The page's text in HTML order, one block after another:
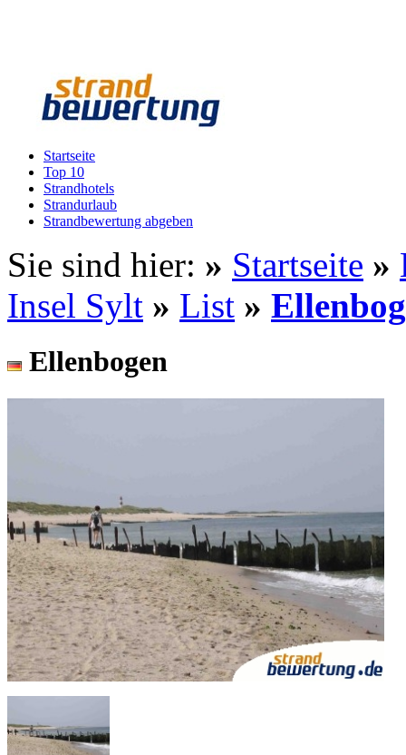
Startseite
Top 10
Strandhotels
Strandurlaub
Strandbewertung abgeben
Sie sind hier: » Startseite »
Insel Sylt » List »
Ellenbogen